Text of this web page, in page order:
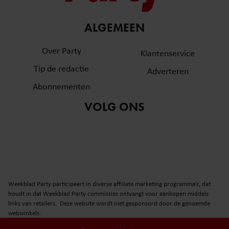
ALGEMEEN
Over Party
Tip de redactie
Abonnementen
Klantenservice
Adverteren
VOLG ONS
Weekblad Party participeert in diverse affiliate marketing programma’s, dat
houdt in dat Weekblad Party commissies ontvangt voor aankopen middels
links van retailers. Deze website wordt niet gesponsord door de genoemde
webwinkels.